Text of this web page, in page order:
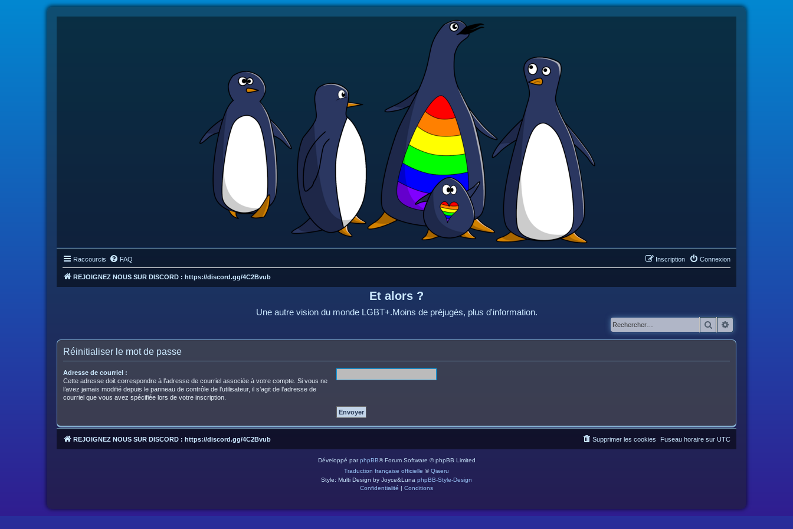
Raccourcis FAQ Connexion
Inscription
REJOIGNEZ NOUS SUR DISCORD : https://discord.gg/4C2Bvub
Et alors ?
Une autre vision du monde LGBT+.Moins de préjugés, plus d'information.
Rechercher
Réinitialiser le mot de passe
Adresse de courriel :
Cette adresse doit correspondre à l’adresse de courriel associée à votre compte. Si vous ne
l’avez jamais modifié depuis le panneau de contrôle de l’utilisateur, il s’agit de l’adresse de
courriel que vous avez spécifiée lors de votre inscription.
REJOIGNEZ NOUS SUR DISCORD : https://discord.gg/4C2Bvub Fuseau horaire sur UTC
Supprimer les cookies
Développé parphpBB® Forum Software © phpBB Limited
Traduction française officielle ©Qiaeru
Style: Multi Design by Joyce&Luna phpBB-Style-Design
Confidentialité | Conditions